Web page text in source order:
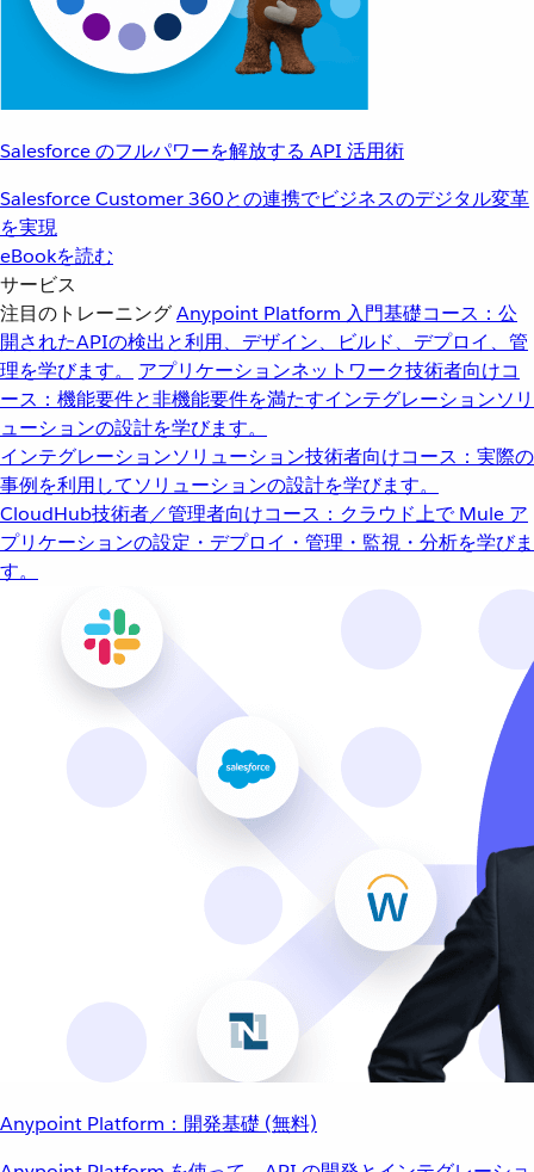
Salesforce のフルパワーを解放する API 活用術
Salesforce Customer 360との連携でビジネスのデジタル変革
を実現
eBookを読む
サービス
注目のトレーニングAnypoint Platform 入門基礎コース：公
開されたAPIの検出と利用、デザイン、ビルド、デプロイ、管
理を学びます。
アプリケーションネットワーク技術者向けコ
ース：機能要件と非機能要件を満たすインテグレーションソリ
ューションの設計を学びます。
インテグレーションソリューション技術者向けコース：実際の
事例を利用してソリューションの設計を学びます。
CloudHub技術者／管理者向けコース：クラウド上で Mule ア
プリケーションの設定・デプロイ・管理・監視・分析を学びま
す。
Anypoint Platform：開発基礎 (無料)